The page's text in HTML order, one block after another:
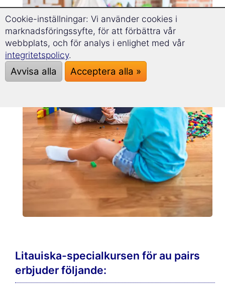
Litauiska-specialkursen för au pairs
erbjuder följande:
Cookie-inställningar: Vi använder cookies i
marknadsföringssyfte, för att förbättra vår
webbplats, och för analys i enlighet med vår
integritetspolicy.
Avvisa alla Acceptera alla »